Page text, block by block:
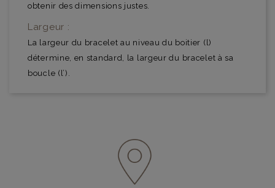
obtenir des dimensions justes.
Largeur :
La largeur du bracelet au niveau du boitier (l)
détermine, en standard, la largeur du bracelet à sa
boucle (l’).